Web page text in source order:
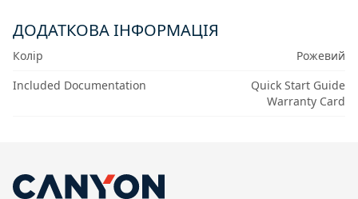
ДОДАТКОВА ІНФОРМАЦІЯ
Колір
Рожевий
Included Documentation
Quick Start Guide
Warranty Card